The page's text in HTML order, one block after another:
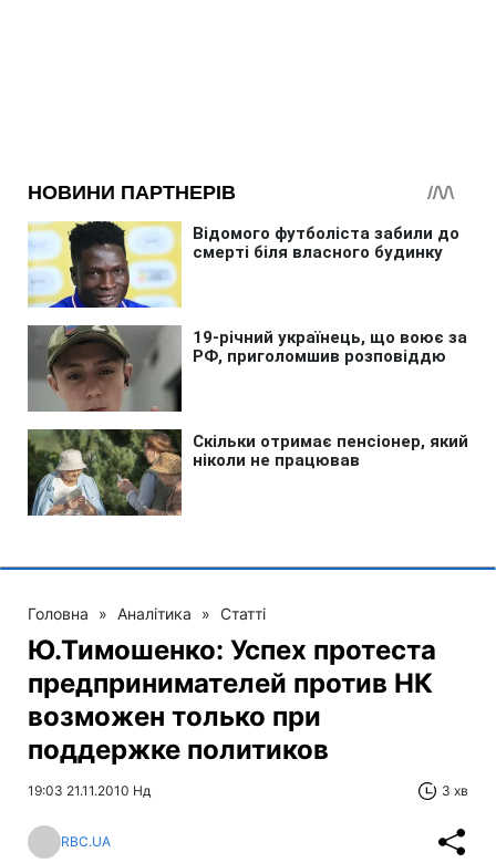
Головна » Аналітика » Статті
Ю.Тимошенко: Успех протеста
предпринимателей против НК
возможен только при
поддержке политиков
19:03 21.11.2010 Нд 3 хв
RBC.UA